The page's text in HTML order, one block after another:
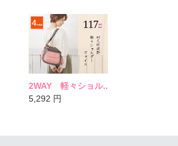
2WAY 軽々ショル..
5,292 円